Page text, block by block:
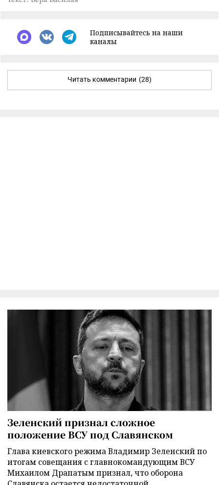
Подписывайтесь на наши
каналы
Читать комментарии (28)
Зеленский признал сложное
положение ВСУ под Славянском
Глава киевского режима Владимир Зеленский по
итогам совещания с главнокомандующим ВСУ
Михаилом Драпатым признал, что оборона